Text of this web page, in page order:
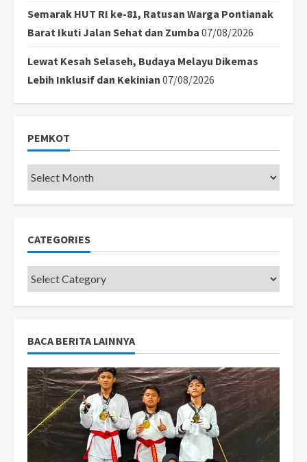
Semarak HUT RI ke-81, Ratusan Warga Pontianak
Barat Ikuti Jalan Sehat dan Zumba 07/08/2026
Lewat Kesah Selaseh, Budaya Melayu Dikemas
Lebih Inklusif dan Kekinian 07/08/2026
PEMKOT
Pemkot
CATEGORIES
Categories
BACA BERITA LAINNYA